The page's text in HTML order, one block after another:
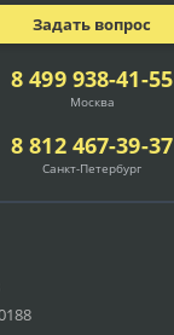
8 499 938-41-55
Москва
8 812 467-39-37
Санкт-Петербург
Задать вопрос